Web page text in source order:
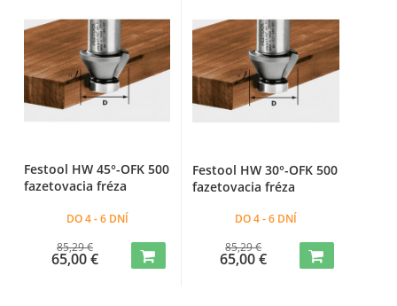
Festool HW 45°-OFK 500
fazetovacia fréza
DO 4 - 6 DNÍ
85,29 €
65,00 €
Festool HW 30°-OFK 500
fazetovacia fréza
DO 4 - 6 DNÍ
85,29 €
65,00 €